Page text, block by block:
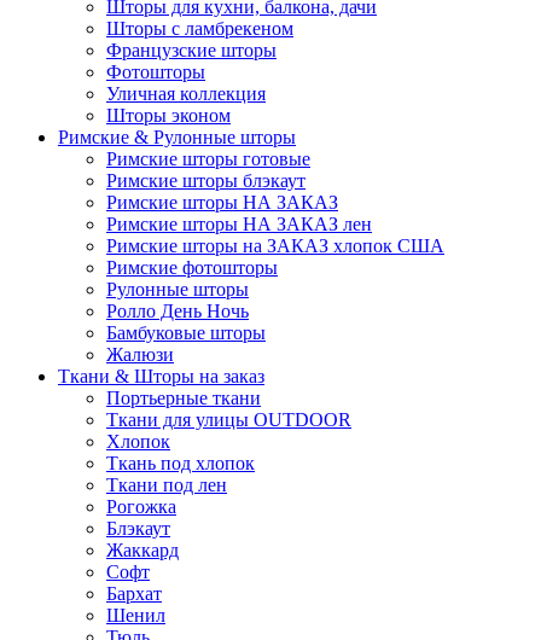
Шторы для кухни, балкона, дачи
Шторы с ламбрекеном
Французские шторы
Фотошторы
Уличная коллекция
Шторы эконом
Римские & Рулонные шторы
Римские шторы готовые
Римские шторы блэкаут
Римские шторы НА ЗАКАЗ
Римские шторы НА ЗАКАЗ лен
Римские шторы на ЗАКАЗ хлопок США
Римские фотошторы
Рулонные шторы
Ролло День Ночь
Бамбуковые шторы
Жалюзи
Ткани & Шторы на заказ
Портьерные ткани
Ткани для улицы OUTDOOR
Хлопок
Ткань под хлопок
Ткани под лен
Рогожка
Блэкаут
Жаккард
Софт
Бархат
Шенил